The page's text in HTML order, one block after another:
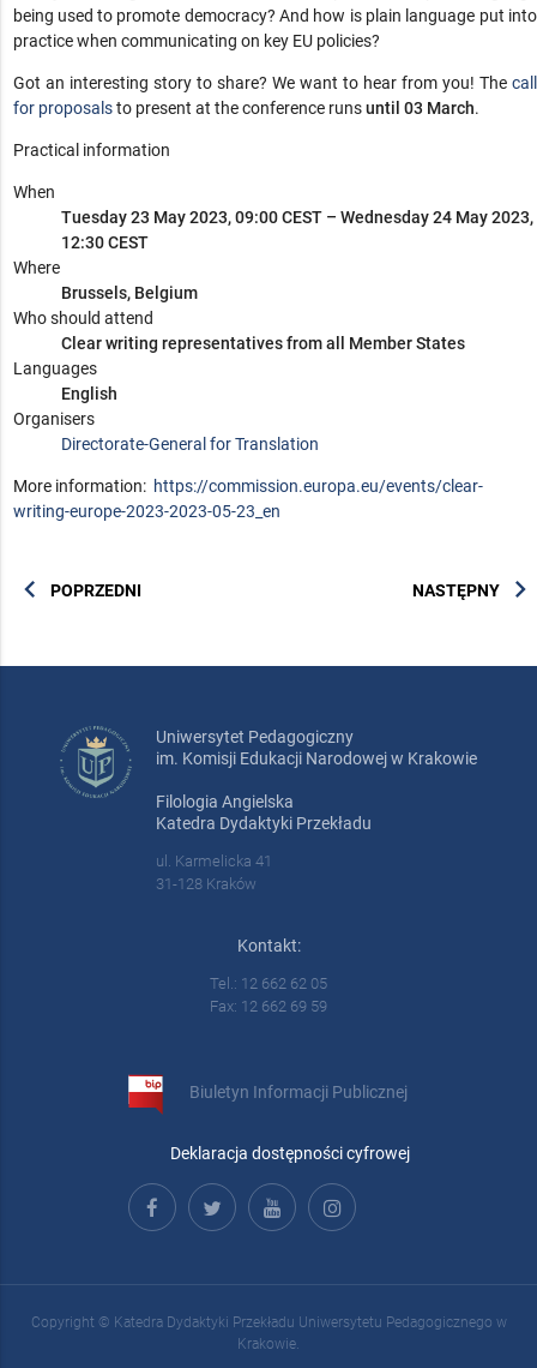
being used to promote democracy? And how is plain language put into
practice when communicating on key EU policies?
Got an interesting story to share? We want to hear from you! The call
for proposalsto present at the conference runsuntil 03 March.
Practical information
When
Tuesday 23 May 2023, 09:00 CEST– Wednesday 24 May 2023,
12:30 CEST
Where
Brussels, Belgium
Who should attend
Clear writing representatives from all Member States
Languages
English
Organisers
Directorate-General for Translation
More information: https://commission.europa.eu/events/clear-
writing-europe-2023-2023-05-23_en
chevron_left POPRZEDNI NASTĘPNY chevron_right
Uniwersytet Pedagogiczny
im. Komisji Edukacji Narodowej w Krakowie
Filologia Angielska
Katedra Dydaktyki Przekładu
ul. Karmelicka 41
31-128 Kraków
Kontakt:
Tel.: 12 662 62 05
Fax: 12 662 69 59
Biuletyn Informacji Publicznej
Deklaracja dostępności cyfrowej
Copyright © Katedra Dydaktyki Przekładu Uniwersytetu Pedagogicznego w
Krakowie.